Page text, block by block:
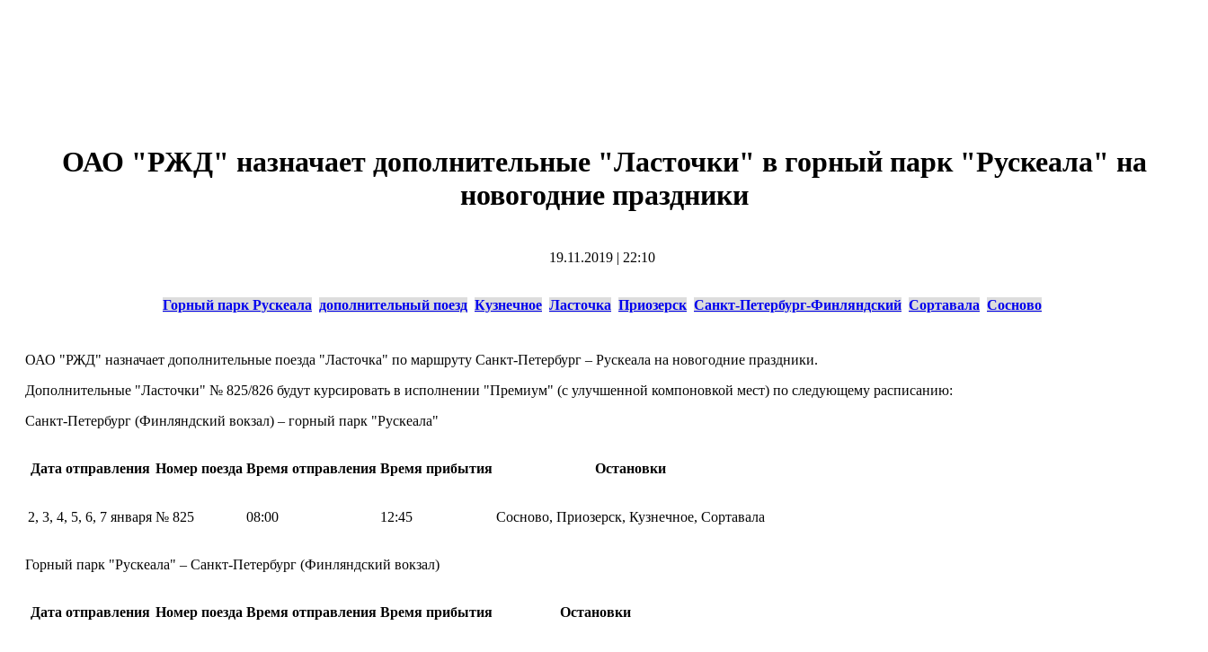
ОАО "РЖД" назначает дополнительные "Ласточки" в горный парк "Рускеала" на
новогодние праздники
19.11.2019 | 22:10
Горный парк Рускеала дополнительный поезд Кузнечное Ласточка Приозерск Санкт-Петербург-Финляндский Сортавала Сосново
ОАО "РЖД" назначает дополнительные поезда "Ласточка" по маршруту Санкт-Петербург – Рускеала на новогодние праздники.
Дополнительные "Ласточки" № 825/826 будут курсировать в исполнении "Премиум" (с улучшенной компоновкой мест) по следующему расписанию:
Санкт-Петербург (Финляндский вокзал) – горный парк "Рускеала"
Дата отправления Номер поезда Время отправления Время прибытия Остановки
2, 3, 4, 5, 6, 7 января № 825 08:00 12:45 Сосново, Приозерск, Кузнечное, Сортавала
Горный парк "Рускеала" – Санкт-Петербург (Финляндский вокзал)
Дата отправления Номер поезда Время отправления Время прибытия Остановки